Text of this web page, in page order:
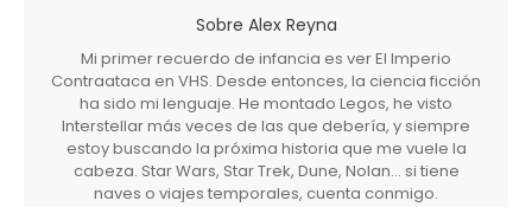
Sobre Alex Reyna
Mi primer recuerdo de infancia es ver El Imperio
Contraataca en VHS. Desde entonces, la ciencia ficción
ha sido mi lenguaje. He montado Legos, he visto
Interstellar más veces de las que debería, y siempre
estoy buscando la próxima historia que me vuele la
cabeza. Star Wars, Star Trek, Dune, Nolan… si tiene
naves o viajes temporales, cuenta conmigo.